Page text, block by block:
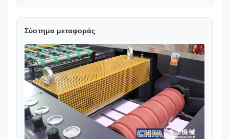
Σύστημα μεταφοράς